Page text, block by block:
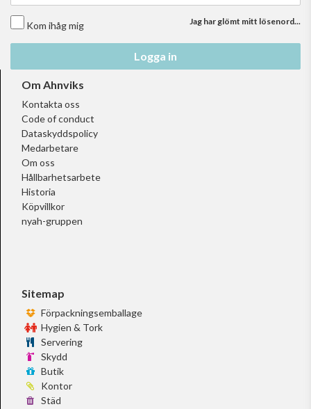
Kom ihåg mig Jag har glömt mitt lösenord...
Logga in
Om Ahnviks
Kontakta oss
Code of conduct
Dataskyddspolicy
Medarbetare
Om oss
Hållbarhetsarbete
Historia
Köpvillkor
nyah-gruppen
Sitemap
Förpackningsemballage
Hygien & Tork
Servering
Skydd
Butik
Kontor
Städ